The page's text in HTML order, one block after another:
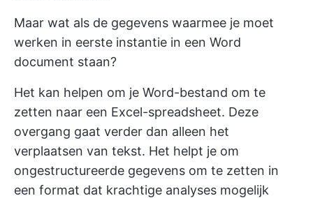
Maar wat als de gegevens waarmee je moet
werken in eerste instantie in een Word
document staan?
Het kan helpen om je Word-bestand om te
zetten naar een Excel-spreadsheet. Deze
overgang gaat verder dan alleen het
verplaatsen van tekst. Het helpt je om
ongestructureerde gegevens om te zetten in
een format dat krachtige analyses mogelijk